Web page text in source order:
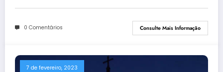
0 Comentários Consulte Mais Informação
7 de fevereiro, 2023